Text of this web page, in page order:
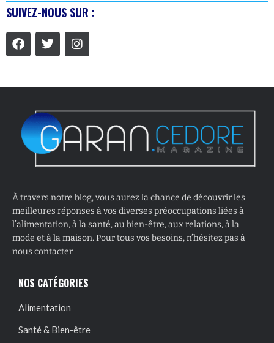
SUIVEZ-NOUS SUR :
À travers notre blog, vous aurez la chance de découvrir les
meilleures réponses à vos diverses préoccupations liées à
l’alimentation, à la santé, au bien-être, aux relations, à la
mode et à la maison. Pour tous vos besoins, n’hésitez pas à
nous contacter.
NOS CATÉGORIES
Alimentation
Santé & Bien-être